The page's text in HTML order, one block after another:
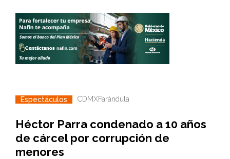
Espectáculos CDMXFarándula
Héctor Parra condenado a 10 años
de cárcel por corrupción de
menores